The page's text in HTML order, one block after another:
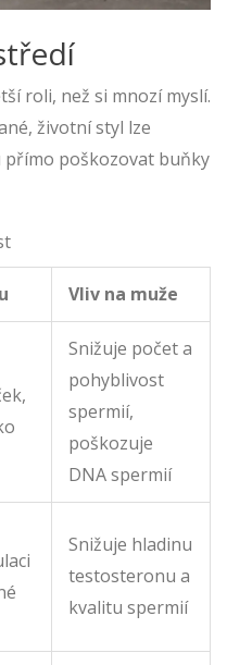
roli, než si mnozí myslí.
životní styl lze
přímo poškozovat buňky
Vliv na muže
Snižuje počet a
pohyblivost
spermií,
poškozuje
DNA spermií
Snižuje hladinu
testosteronu a
kvalitu spermií